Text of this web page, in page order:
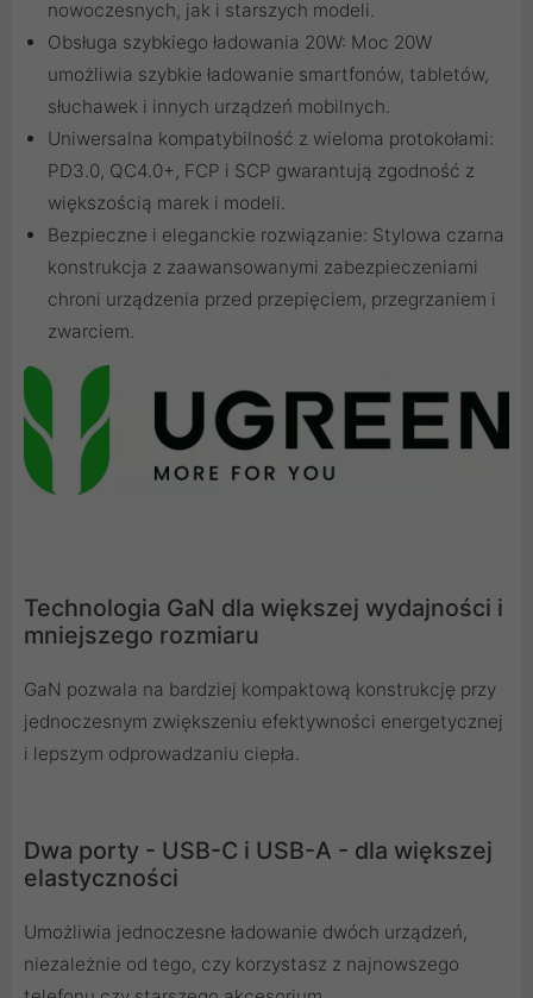
nowoczesnych, jak i starszych modeli.
Obsługa szybkiego ładowania 20W: Moc 20W
umożliwia szybkie ładowanie smartfonów, tabletów,
słuchawek i innych urządzeń mobilnych.
Uniwersalna kompatybilność z wieloma protokołami:
PD3.0, QC4.0+, FCP i SCP gwarantują zgodność z
większością marek i modeli.
Bezpieczne i eleganckie rozwiązanie: Stylowa czarna
konstrukcja z zaawansowanymi zabezpieczeniami
chroni urządzenia przed przepięciem, przegrzaniem i
zwarciem.
Technologia GaN dla większej wydajności i
mniejszego rozmiaru
GaN pozwala na bardziej kompaktową konstrukcję przy
jednoczesnym zwiększeniu efektywności energetycznej
i lepszym odprowadzaniu ciepła.
Dwa porty - USB-C i USB-A - dla większej
elastyczności
Umożliwia jednoczesne ładowanie dwóch urządzeń,
niezależnie od tego, czy korzystasz z najnowszego